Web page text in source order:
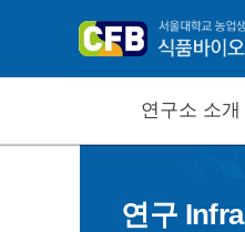
연구소 소개
연구 Infra